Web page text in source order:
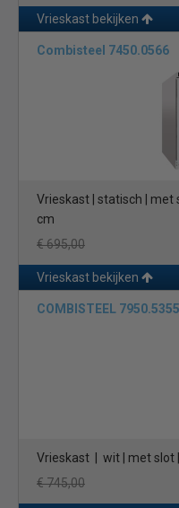
Vrieskast bekijken
Combisteel 7450.0566
Vrieskast | statisch | met
cm
€ 695,00
Vrieskast bekijken
COMBISTEEL 7950.5355
Vrieskast | wit | met slot
€ 745,00